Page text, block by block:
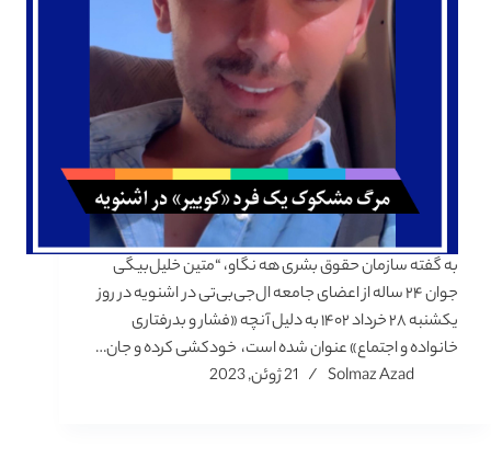
به گفته سازمان حقوق بشری هه نگاو، “متین خلیل‌بیگی
جوان ۲۴ ساله از اعضای جامعه ال‌جی‌بی‌تی در اشنویه در روز
یکشنبه ۲۸ خرداد ۱۴۰۲ به دلیل آنچه «فشار و بدرفتاری
خانواده و اجتماع» عنوان شده است، خودکشی کرده و جان…
Solmaz Azad
21 ژوئن, 2023